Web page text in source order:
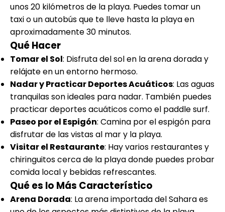
unos 20 kilómetros de la playa. Puedes tomar un
taxi o un autobús que te lleve hasta la playa en
aproximadamente 30 minutos.
Qué Hacer
Tomar el Sol: Disfruta del sol en la arena dorada y
relájate en un entorno hermoso.
Nadar y Practicar Deportes Acuáticos: Las aguas
tranquilas son ideales para nadar. También puedes
practicar deportes acuáticos como el paddle surf.
Paseo por el Espigón: Camina por el espigón para
disfrutar de las vistas al mar y la playa.
Visitar el Restaurante: Hay varios restaurantes y
chiringuitos cerca de la playa donde puedes probar
comida local y bebidas refrescantes.
Qué es lo Más Característico
Arena Dorada: La arena importada del Sahara es